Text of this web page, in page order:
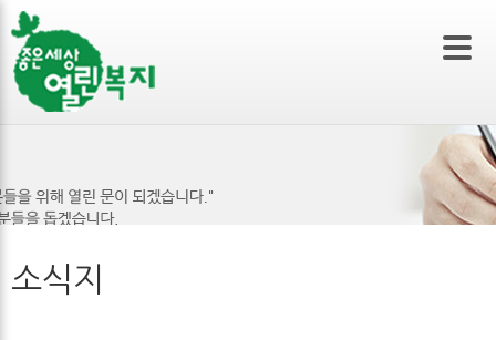
본문 바로가기
소식지